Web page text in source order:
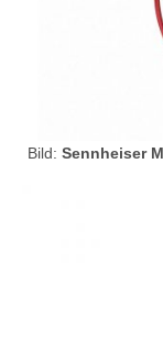
Bild: Sennheiser